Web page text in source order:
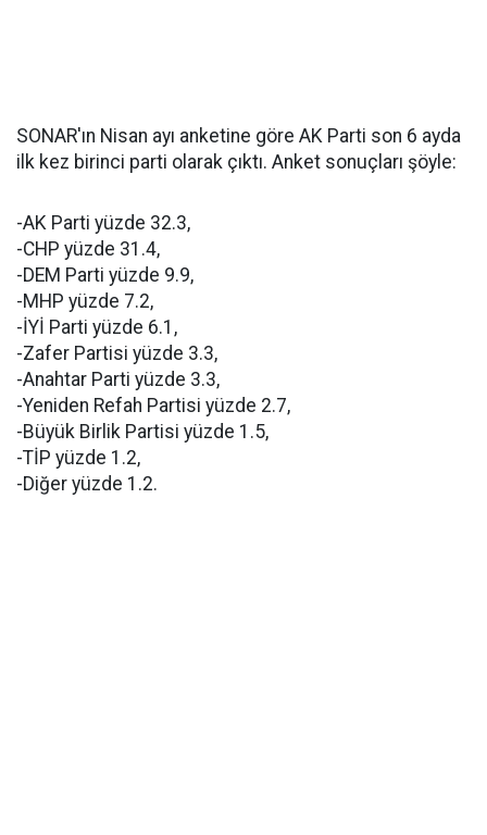
SONAR'ın Nisan ayı anketine göre AK Parti son 6 ayda
ilk kez birinci parti olarak çıktı. Anket sonuçları şöyle:
-AK Parti yüzde 32.3,
-CHP yüzde 31.4,
-DEM Parti yüzde 9.9,
-MHP yüzde 7.2,
-İYİ Parti yüzde 6.1,
-Zafer Partisi yüzde 3.3,
-Anahtar Parti yüzde 3.3,
-Yeniden Refah Partisi yüzde 2.7,
-Büyük Birlik Partisi yüzde 1.5,
-TİP yüzde 1.2,
-Diğer yüzde 1.2.